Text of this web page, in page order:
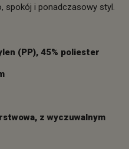
spokój i ponadczasowy styl.
(PP), 45% poliester
z wyczuwalnym